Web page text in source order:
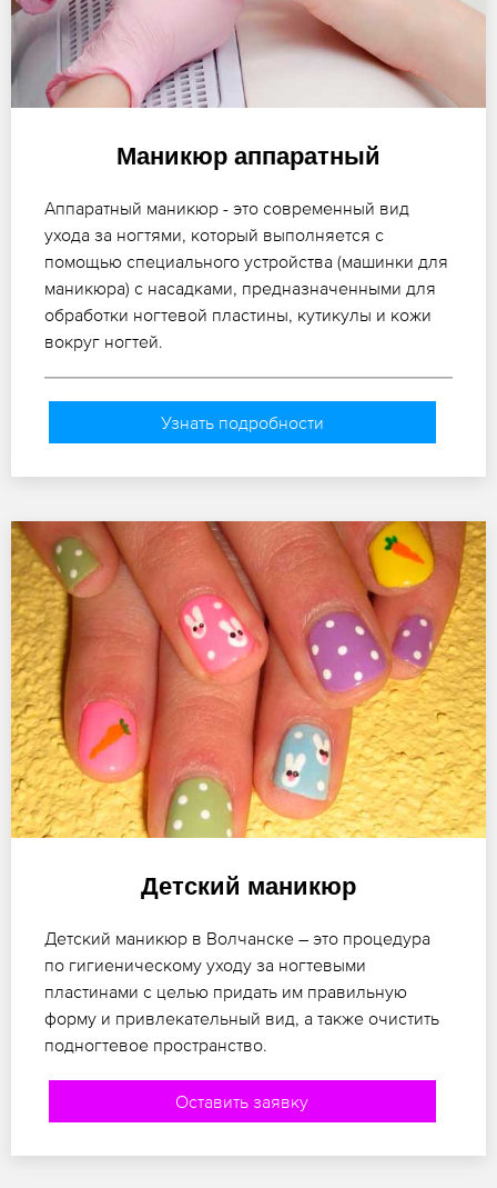
Маникюр аппаратный
Аппаратный маникюр - это современный вид
ухода за ногтями, который выполняется с
помощью специального устройства (машинки для
маникюра) с насадками, предназначенными для
обработки ногтевой пластины, кутикулы и кожи
вокруг ногтей.
Узнать подробности
Детский маникюр
Детский маникюр в Волчанске – это процедура
по гигиеническому уходу за ногтевыми
пластинами с целью придать им правильную
форму и привлекательный вид, а также очистить
подногтевое пространство.
Оставить заявку